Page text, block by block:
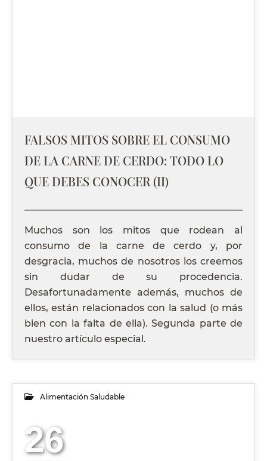
FALSOS MITOS SOBRE EL CONSUMO
DE LA CARNE DE CERDO: TODO LO
QUE DEBES CONOCER (II)
Muchos son los mitos que rodean al
consumo de la carne de cerdo y, por
desgracia, muchos de nosotros los creemos
sin dudar de su procedencia.
Desafortunadamente además, muchos de
ellos, están relacionados con la salud (o más
bien con la falta de ella). Segunda parte de
nuestro artículo especial.
Alimentación Saludable
26